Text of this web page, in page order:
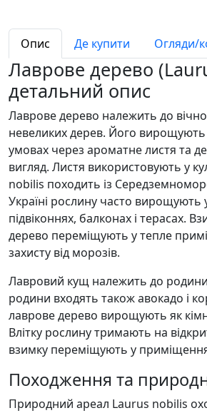
Опис Де купити Огляди/
Лаврове дерево
детальний опис
Лаврове дерево належить до
невеликих дерев. Його
умовах через ароматне листя та
вигляд. Листя використовують у
nobilis походить із
Україні рослину часто вирощують
підвіконнях, балконах і терасах.
дерево переміщують у тепле
захисту від морозів.
Лавровий кущ належить до родини
родини входять також авокадо і
лаврове дерево вирощують як
Влітку рослину тримають на
взимку переміщують у
Походження та
Природний ареал Laurus nobilis